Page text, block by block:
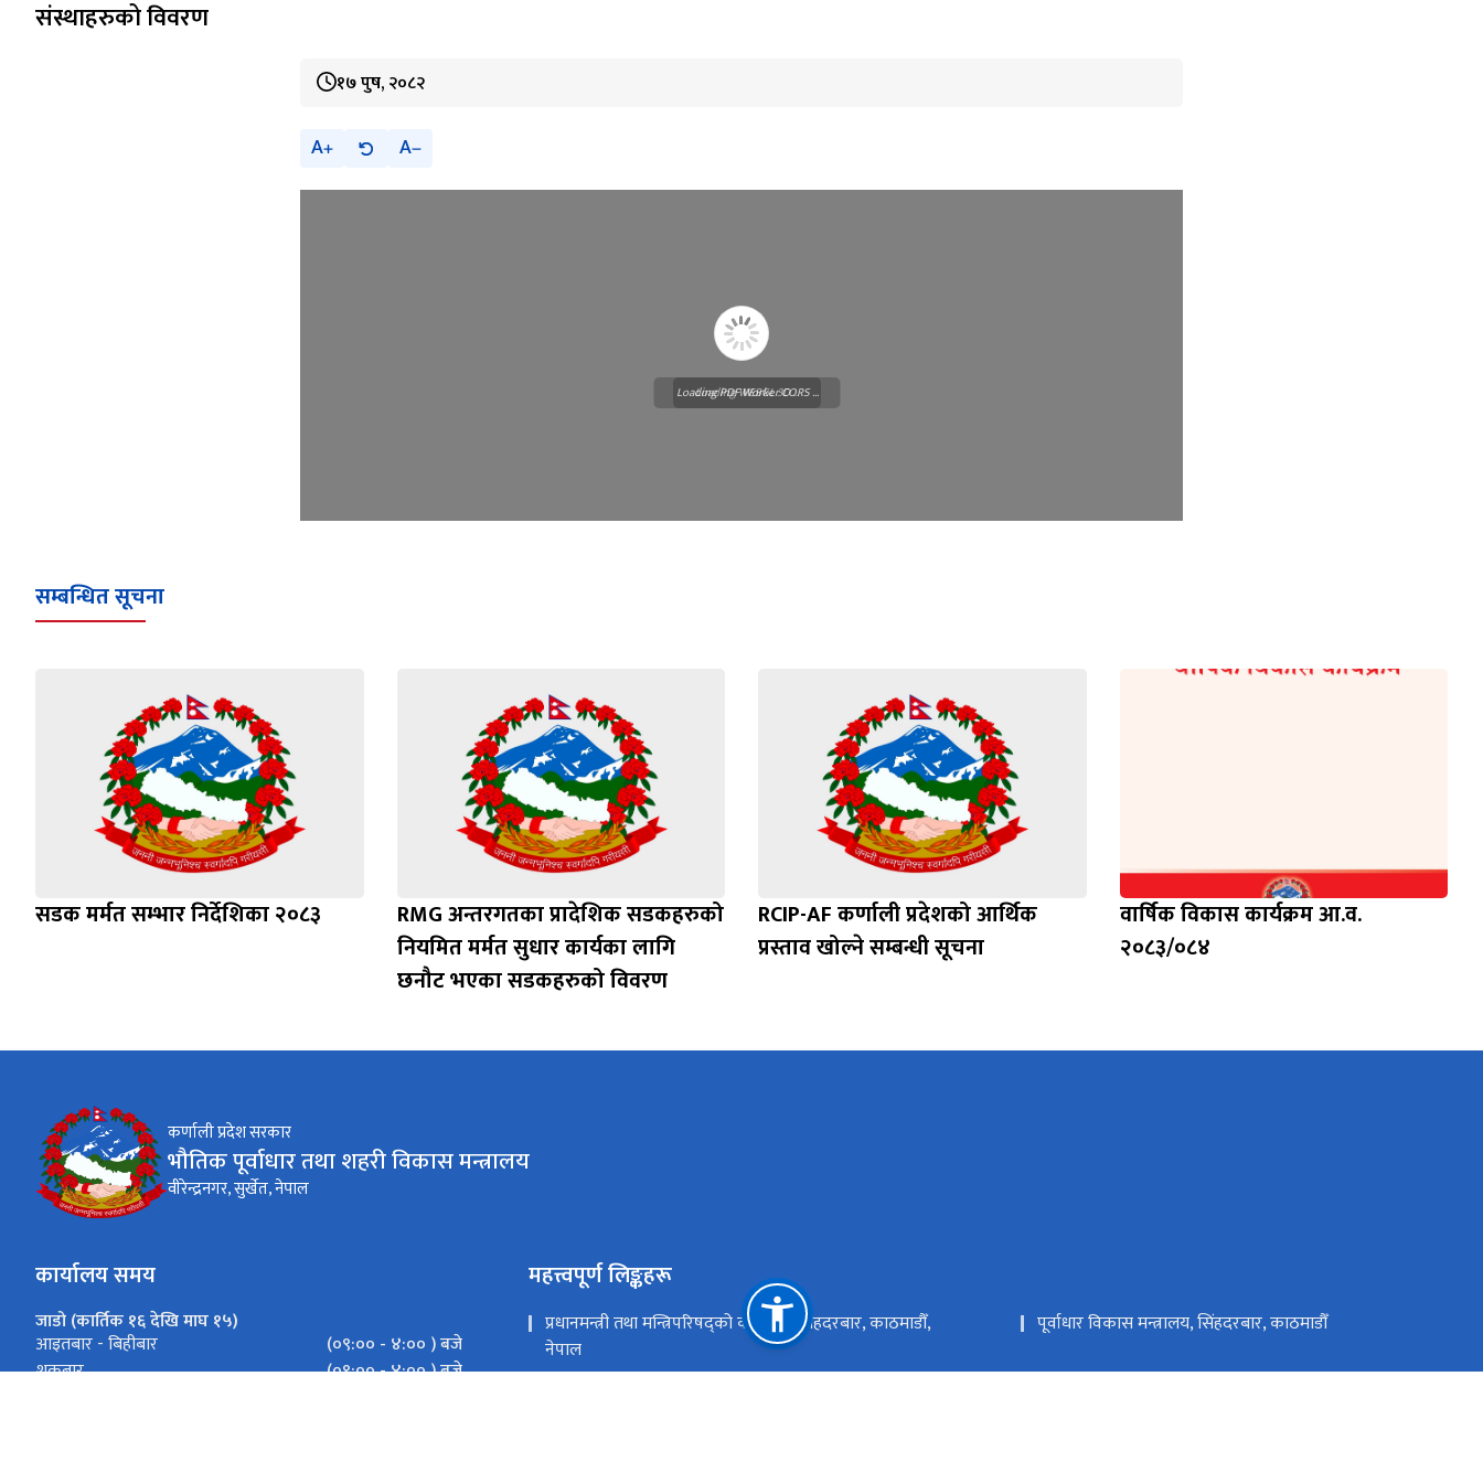
संस्थाहरुको विवरण
१७ पुष, २०८२
A A
Loading WEBGL 3D ...
Loading PDF Worker CORS ...
सम्बन्धित सूचना
सडक मर्मत सम्भार निर्देशिका २०८३
RMG अन्तरगतका प्रादेशिक सडकहरुको
नियमित मर्मत सुधार कार्यका लागि
छनौट भएका सडकहरुको विवरण
RCIP-AF कर्णाली प्रदेशको आर्थिक
प्रस्ताव खोल्ने सम्बन्धी सूचना
वार्षिक विकास कार्यक्रम आ.व.
२०८३/०८४
कर्णाली प्रदेश सरकार
भौतिक पूर्वाधार तथा शहरी विकास मन्त्रालय
वीरेन्द्रनगर, सुर्खेत, नेपाल
कार्यालय समय
जाडो (कार्तिक १६ देखि माघ १५)
आइतबार - बिहीबार
(०९:०० - ४:०० ) बजे
शुक्रबार
(०९:०० - ४:०० ) बजे
महत्त्वपूर्ण लिङ्कहरू
प्रधानमन्त्री तथा मन्त्रिपरिषद्को कार्यालय सिंहदरबार, काठमाडौँ,
नेपाल
पूर्वाधार विकास मन्त्रालय, सिंहदरबार, काठमाडौँ